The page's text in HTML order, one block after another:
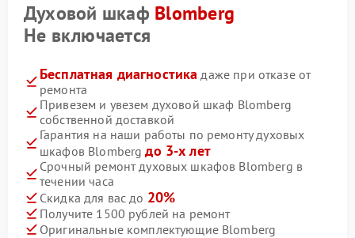
Духовой шкаф Blomberg
Не включается
Бесплатная диагностика даже при отказе от
ремонта
Привезем и увезем духовой шкаф Blomberg
собственной доставкой
Гарантия на наши работы по ремонту духовых
шкафов Blombergдо 3-х лет
Срочный ремонт духовых шкафов Blomberg в
течении часа
Скидка для вас до 20%
Получите 1500 рублей на ремонт
Оригинальные комплектующие Blomberg